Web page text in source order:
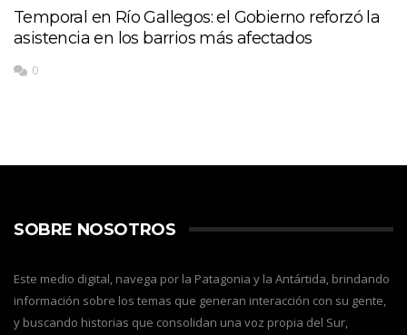
Temporal en Río Gallegos: el Gobierno reforzó la
asistencia en los barrios más afectados
0
SOBRE NOSOTROS
Este medio digital, navega por la Patagonia y la Antártida, brindando
información sobre los temas que generan interacción con su gente,
y buscando historias que consolidan una voz propia del Sur,